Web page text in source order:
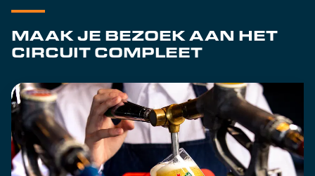
MAAK JE BEZOEK AAN HET
CIRCUIT COMPLEET